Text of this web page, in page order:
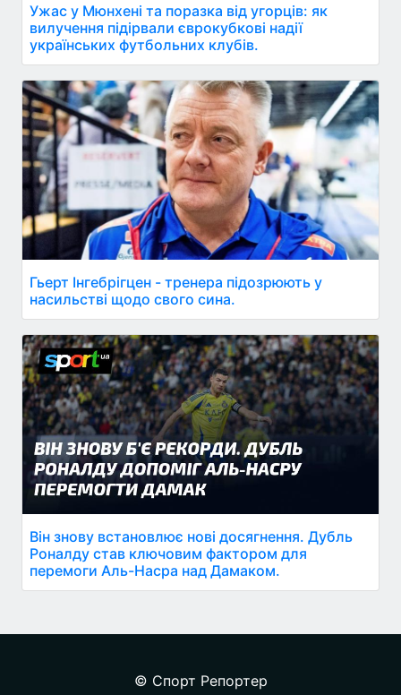
Ужас у Мюнхені та поразка від угорців: як
вилучення підірвали єврокубкові надії
українських футбольних клубів.
Гьерт Інгебрігцен - тренера підозрюють у
насильстві щодо свого сина.
Він знову встановлює нові досягнення. Дубль
Роналду став ключовим фактором для
перемоги Аль-Насра над Дамаком.
© Спорт Репортер